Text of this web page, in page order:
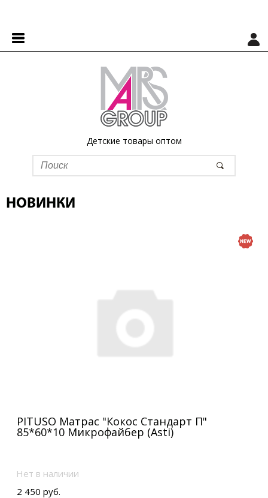
Детские товары оптом
НОВИНКИ
PITUSO Матрас "Кокос Стандарт П"
85*60*10 Микрофайбер (Asti)
Нет в наличии
2 450 руб.